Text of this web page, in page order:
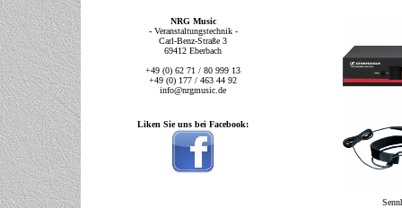
NRG Music
- Veranstaltungstechnik -
Carl-Benz-Straße 3
69412 Eberbach
+49 (0) 62 71 / 80 999 13
+49 (0) 177 / 463 44 92
info@nrgmusic.de
Liken Sie uns bei Facebook: